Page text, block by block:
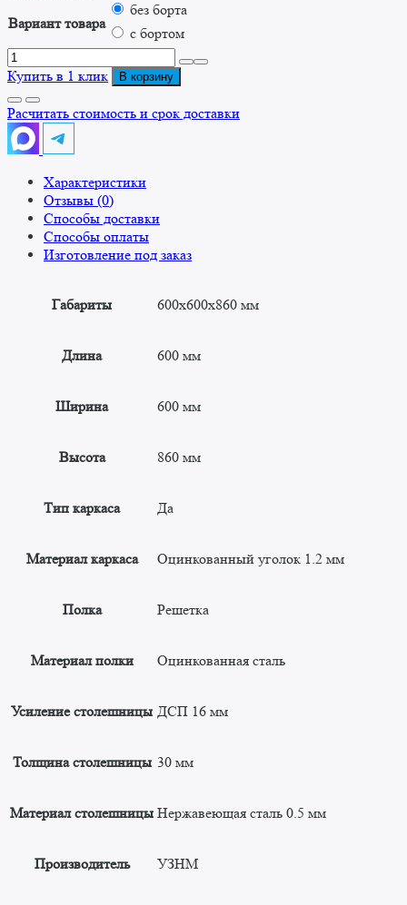
Вариант товара
без борта
с бортом
Количество
товара
производственный
СПЛР
600х600х860
Купить в 1 клик В корзину
Расчитать стоимость и срок доставки
Характеристики
Отзывы (0)
Способы доставки
Способы оплаты
Изготовление под заказ
Габариты 600x600x860 мм
Длина 600 мм
Ширина 600 мм
Высота 860 мм
Тип каркаса Да
Материал каркаса Оцинкованный уголок 1.2 мм
Полка Решетка
Материал полки Оцинкованная сталь
Усиление столешницы ДСП 16 мм
Толщина столешницы 30 мм
Материал столешницы Нержавеющая сталь 0.5 мм
Производитель УЗНМ